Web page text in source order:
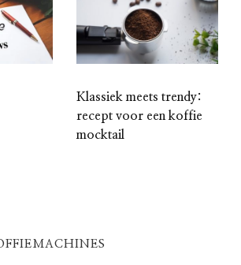
Klassiek meets trendy:
recept voor een koffie
mocktail